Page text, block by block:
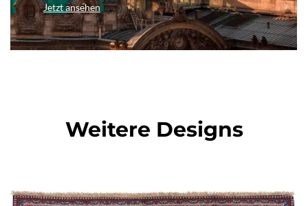
Jetzt ansehen
Weitere Designs